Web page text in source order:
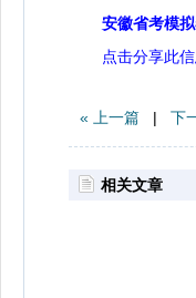
安徽省考模
点击分享此信
« 上一篇 | 下
相关文章